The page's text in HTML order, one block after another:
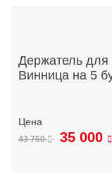
Держатель для
Винница на 5
43 750 35 000